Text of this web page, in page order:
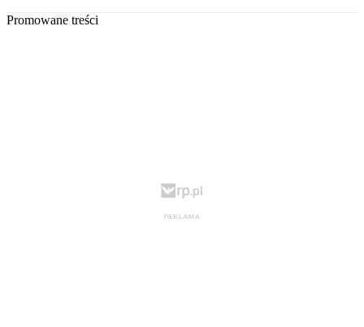
Promowane treści